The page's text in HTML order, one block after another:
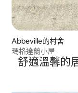
Abbeville的村舍
瑪格達蘭小屋
舒適溫馨的